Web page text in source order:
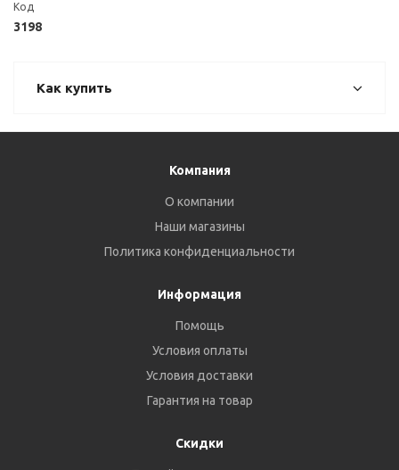
Код
3198
Как купить
Компания
О компании
Наши магазины
Политика конфиденциальности
Информация
Помощь
Условия оплаты
Условия доставки
Гарантия на товар
Скидки